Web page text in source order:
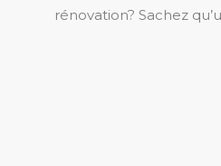
rénovation? Sachez